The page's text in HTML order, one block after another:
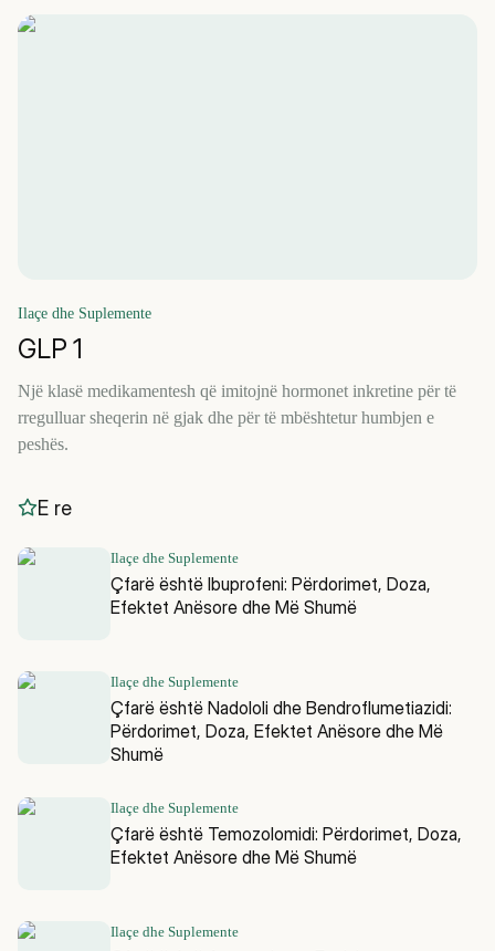
Ilaçe dhe Suplemente
GLP 1
Një klasë medikamentesh që imitojnë hormonet inkretine për të
rregulluar sheqerin në gjak dhe për të mbështetur humbjen e
peshës.
E re
Ilaçe dhe Suplemente
Çfarë është Ibuprofeni: Përdorimet, Doza,
Efektet Anësore dhe Më Shumë
Ilaçe dhe Suplemente
Çfarë është Nadololi dhe Bendroflumetiazidi:
Përdorimet, Doza, Efektet Anësore dhe Më
Shumë
Ilaçe dhe Suplemente
Çfarë është Temozolomidi: Përdorimet, Doza,
Efektet Anësore dhe Më Shumë
Ilaçe dhe Suplemente